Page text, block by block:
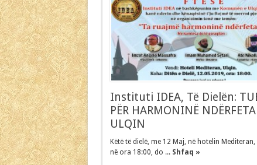
Instituti IDEA, Të Dielën:
PËR HARMONINË
ULQIN
Këtë të dielë, me 12 Maj, në hotelin
në ora 18:00, do ... Shfaq »